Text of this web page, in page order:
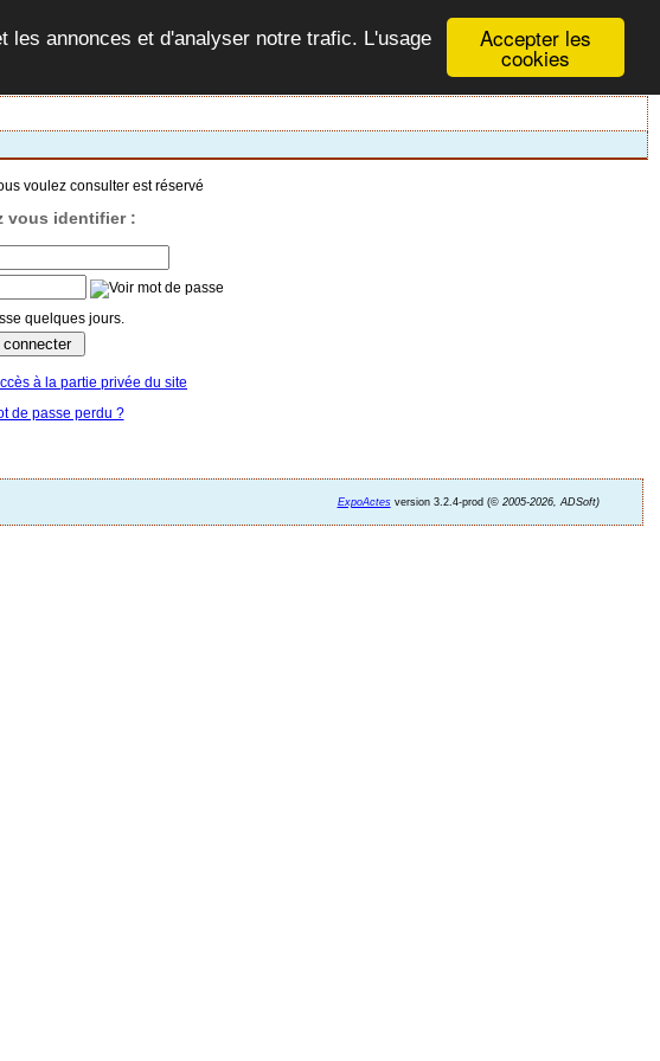
Accepter les
cookies
les annonces et d'analyser notre trafic. L'usage
voulez consulter est réservé
vous identifier :
quelques jours.
à la partie privée du site
de passe perdu ?
ExpoActesversion 3.2.4-prod (©2005-2026, ADSoft)